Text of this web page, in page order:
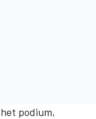
podium,